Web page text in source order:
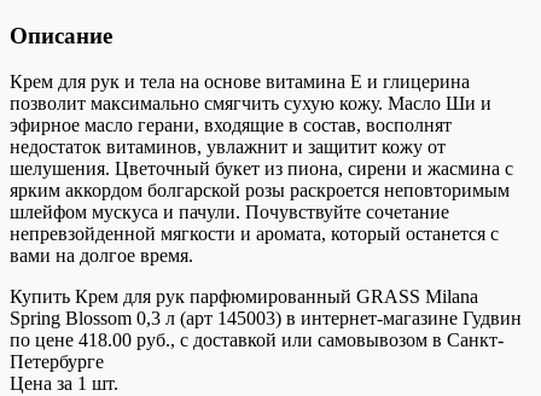
Описание
Крем для рук и тела на основе витамина Е и глицерина
позволит максимально смягчить сухую кожу. Масло Ши и
эфирное масло герани, входящие в состав, восполнят
недостаток витаминов, увлажнит и защитит кожу от
шелушения. Цветочный букет из пиона, сирени и жасмина с
ярким аккордом болгарской розы раскроется неповторимым
шлейфом мускуса и пачули. Почувствуйте сочетание
непревзойденной мягкости и аромата, который останется с
вами на долгое время.
Купить Крем для рук парфюмированный GRASS Milana
Spring Blossom 0,3 л (арт 145003) в интернет-магазине Гудвин
по цене 418.00 руб., с доставкой или самовывозом в Санкт-
Петербурге
Цена за 1 шт.